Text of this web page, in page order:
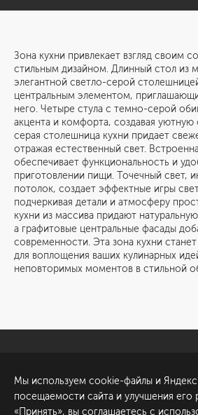
Зона кухни привлекает взгляд своим
стильным дизайном. Длинный стол из
элегантной светло-серой
центральным элементом,
него. Четыре стула с темно-серой
акцента и комфорта, создавая уютную
серая столешница кухни придает
отражая естественный свет.
обеспечивает функциональность и
приготовлении пищи. Точечный свет,
потолок, создает эффектные игры
подчеркивая детали и атмосферу
кухни из массива придают
а графитовые центральные фасады
современности. Эта зона кухни
для воплощения ваших кулинарных
неповторимых моментов в стильной
ул. Академика Павлова, 6
к1
Мы используем cookie-файлы и
посещаемости сайта и улучшения его
«Принять», вы соглашаетесь с